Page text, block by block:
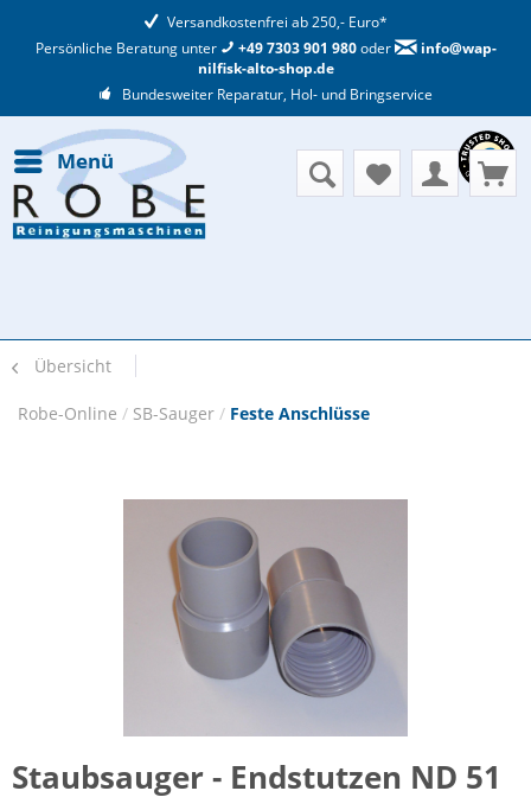
Versandkostenfrei ab 250,- Euro*
Persönliche Beratung unter
+49 7303 901 980oder
info@wap-
nilfisk-alto-shop.de
Bundesweiter Reparatur, Hol- und Bringservice
Menü
Übersicht
Robe-Online / SB-Sauger / Feste Anschlüsse
Staubsauger - Endstutzen ND 51